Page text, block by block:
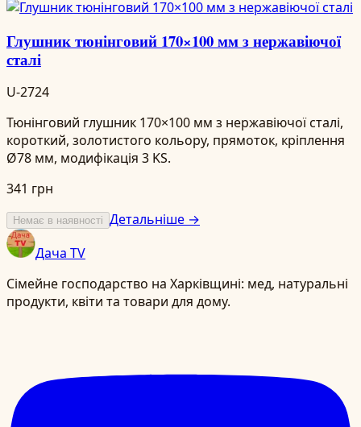
Глушник тюнінговий 170×100 мм з нержавіючої
сталі
U-2724
Тюнінговий глушник 170×100 мм з нержавіючої сталі,
короткий, золотистого кольору, прямоток, кріплення
Ø78 мм, модифікація 3 KS.
341 грн
Немає в наявності Детальніше →
Дача TV
Сімейне господарство на Харківщині: мед, натуральні
продукти, квіти та товари для дому.